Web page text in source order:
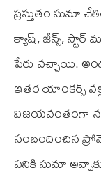
ప్రస్తుతం సుమా
క్యాష్, జీన్స్,
పేరు వచ్చాయి.
ఇతర యాంకర్స్
విజయవంతంగా
సంబందించిన
పనికి సుమా